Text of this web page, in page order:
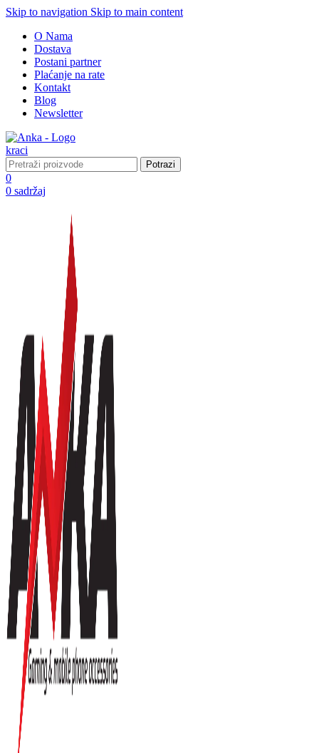
Skip to navigation Skip to main content
O Nama
Dostava
Postani partner
Plaćanje na rate
Kontakt
Blog
Newsletter
Potrazi
0
0 sadržaj